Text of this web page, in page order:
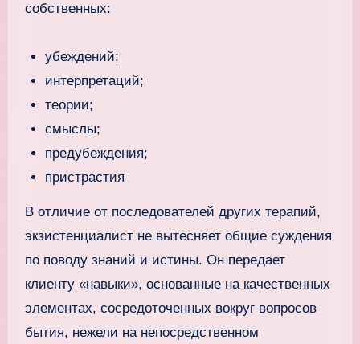
собственных:
убеждений;
интерпретаций;
теории;
смыслы;
предубеждения;
пристрастия
В отличие от последователей других терапий,
экзистенциалист не вытесняет общие суждения
по поводу знаний и истины. Он передает
клиенту «навыки», основанные на качественных
элементах, сосредоточенных вокруг вопросов
бытия, нежели на непосредственном